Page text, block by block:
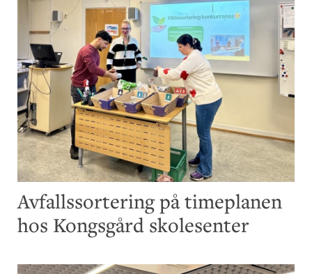
Avfallssortering på timeplanen
hos Kongsgård skolesenter